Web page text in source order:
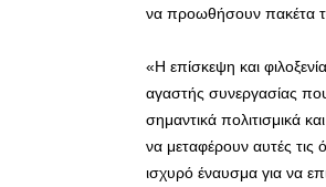
να προωθήσουν πακέτα
«Η επίσκεψη και
αγαστής συνεργασίας
σημαντικά πολιτισμικά
να μεταφέρουν αυτές
ισχυρό έναυσμα για να